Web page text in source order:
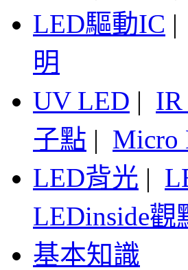
LED驅動IC |
明
UV LED |
子點 | Micro
LED背光 |
LEDinside觀
基本知識